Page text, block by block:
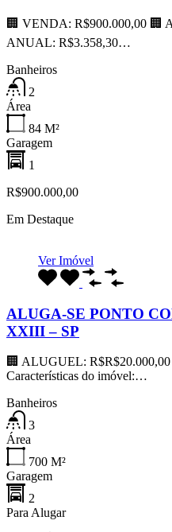
🏢 VENDA: R$900.000,00
ANUAL: R$3.358,30…
Banheiros
2
Área
84 M²
Garagem
1
R$900.000,00
Em Destaque
Ver Imóvel
ALUGA-SE PONTO
XXIII – SP
🏢 ALUGUEL:
Características do imóvel:…
Banheiros
3
Área
700 M²
Garagem
2
Para Alugar